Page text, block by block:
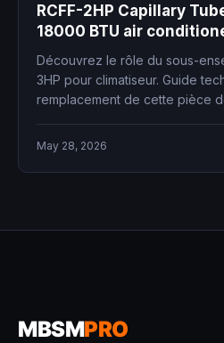
RCFF-2HP Capillary
18000 BTU air
Découvrez le rôle du sous-
3HP pour climatiseur. Guide
remplacement de cette pièce
May 28, 2026
MBSMPRO